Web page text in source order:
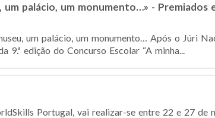
palácio, um monumento…» - Premiados
um palácio, um monumento… Após o Júri
edição do Concurso Escolar “A minha...
Portugal, vai realizar-se entre 22 e 27 de